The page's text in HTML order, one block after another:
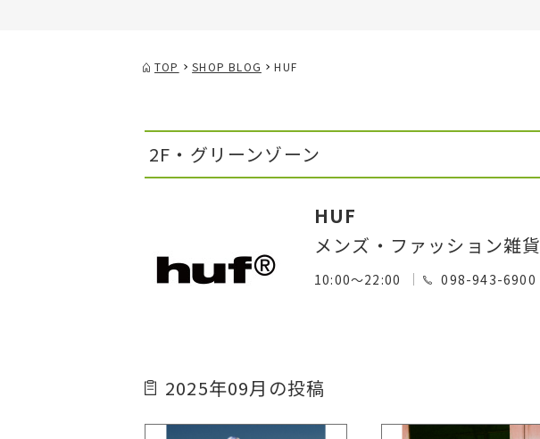
TOP SHOP BLOG HUF
2F・グリーンゾーン
HUF
メンズ・ファッション雑貨
10:00～22:00 098-943-6900
2025年09月の投稿